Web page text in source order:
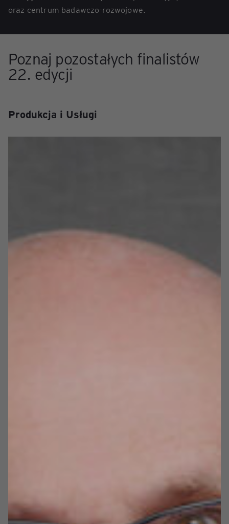
oraz centrum badawczo-rozwojowe.
Poznaj pozostałych finalistów
22. edycji
Produkcja i Usługi